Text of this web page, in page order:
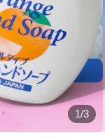
1/3